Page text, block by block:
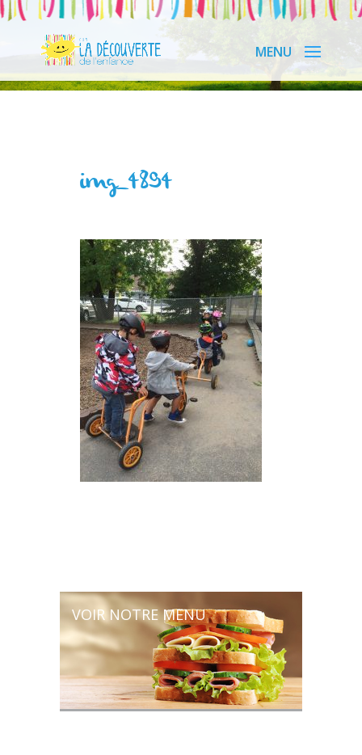
img_4894
VOIR NOTRE MENU